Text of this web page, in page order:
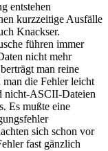
entstehen
kurzzeitige Ausfälle
Knackser.
führen immer
nicht mehr
man reine
man die Fehler leicht
nicht-ASCII-Dateien
Es mußte eine
sich schon vor
fast gänzlich